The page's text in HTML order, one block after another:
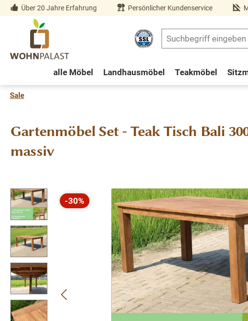
Zur Hauptnavigation springen
Über 20 Jahre Erfahrung Persönlicher Kundenservice
alle Möbel Landhausmöbel Teakmöbel
Sale
Gartenmöbel Set - Teak Tisch Bali
massiv
Bildergalerie überspringen
-30%
Rabatt